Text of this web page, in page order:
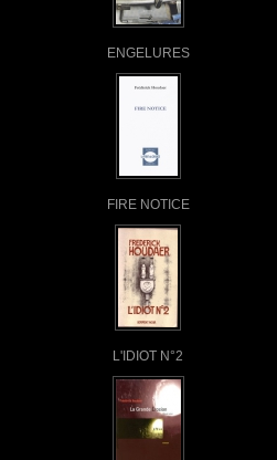
ENGELURES
FIRE NOTICE
L'IDIOT N°2